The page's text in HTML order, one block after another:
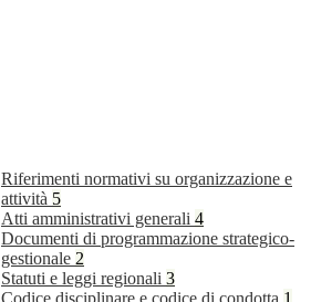
Riferimenti normativi su organizzazione e
attività 5
Atti amministrativi generali 4
Documenti di programmazione strategico-
gestionale 2
Statuti e leggi regionali 3